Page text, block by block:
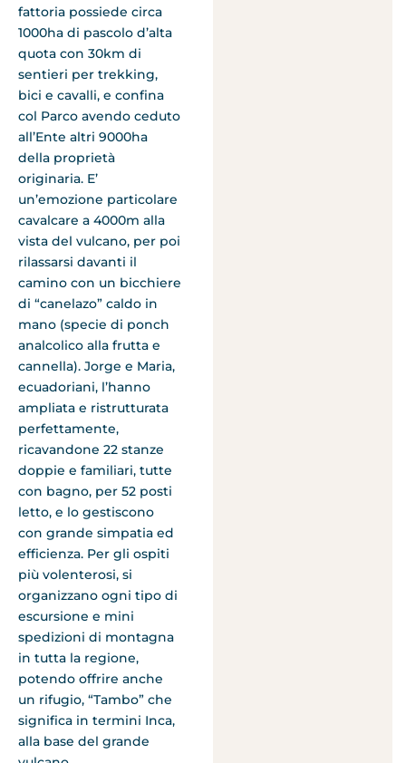
fattoria possiede circa
1000ha di pascolo d’alta
quota con 30km di
sentieri per trekking,
bici e cavalli, e confina
col Parco avendo ceduto
all’Ente altri 9000ha
della proprietà
originaria. E’
un’emozione particolare
cavalcare a 4000m alla
vista del vulcano, per poi
rilassarsi davanti il
camino con un bicchiere
di “canelazo” caldo in
mano (specie di ponch
analcolico alla frutta e
cannella). Jorge e Maria,
ecuadoriani, l’hanno
ampliata e ristrutturata
perfettamente,
ricavandone 22 stanze
doppie e familiari, tutte
con bagno, per 52 posti
letto, e lo gestiscono
con grande simpatia ed
efficienza. Per gli ospiti
più volenterosi, si
organizzano ogni tipo di
escursione e mini
spedizioni di montagna
in tutta la regione,
potendo offrire anche
un rifugio, “Tambo” che
significa in termini Inca,
alla base del grande